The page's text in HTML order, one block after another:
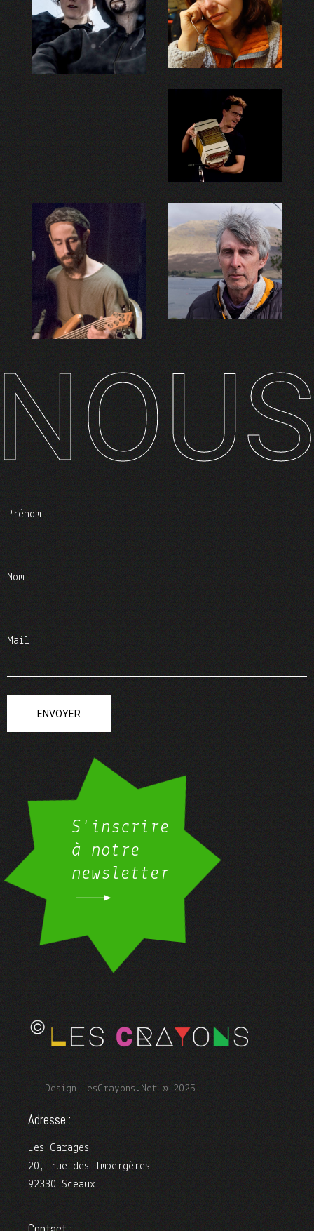
Claire Vialon
Christophe Delerce
Lionel Banevitch
Prénom
Nom
Mail
ENVOYER
S'inscrire
à notre
newsletter
Design LesCrayons.Net © 2025
Adresse :
Les Garages
20, rue des Imbergères
92330 Sceaux